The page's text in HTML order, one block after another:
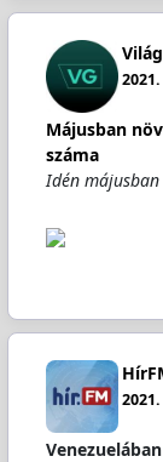
Májusban
száma
Idén